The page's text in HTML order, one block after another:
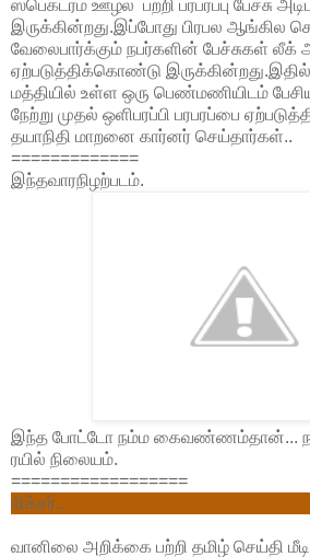
ஸ்பெக்ட்ரம் ஊழல் பற்றி பரபரப்பு பேச்சு
இருக்கின்றது.இப்போது பிரபல ஆங்கில
வேலைபார்க்கும் நபர்களின் பேச்சுகள் லீக்
ஏற்படுத்திக்கொண்டு இருக்கின்றது.இதில்
மத்தியில் உள்ள ஒரு பெண்மணியிடம்
நேற்று முதல் ஒளிபரப்பி பரபரப்பை
தயாநிதி மாறனை கார்னர் செய்தார்கள்..
=============
இந்தவாரநிழற்படம்.
இந்த போட்டோ நம்ம கைவண்ணம்தான்...
ரயில் நிலையம்.
==================
மிக்சர்..
வானிலை அறிக்கை பற்றி தமிழ் செய்தி